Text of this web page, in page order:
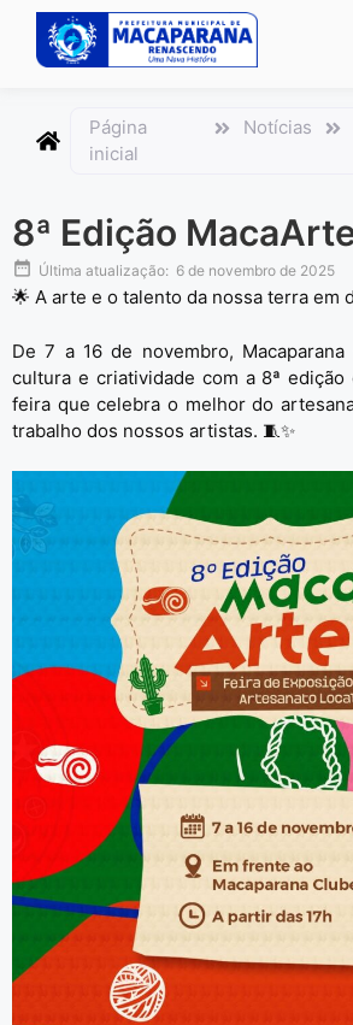
conteúdo
Página
inicial
Notícias
8ª Edição
Última atualização: 6 de novembro de 2025
🌟 A arte e o talento da nossa terra em
De 7 a 16 de novembro,
cultura e criatividade com a 8ª
feira que celebra o melhor do
trabalho dos nossos artistas. 🧵✨